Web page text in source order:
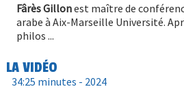
Fârès Gillonest maître de
arabe à Aix-Marseille Université.
philos ...
LA VIDÉO
34:25 minutes - 2024